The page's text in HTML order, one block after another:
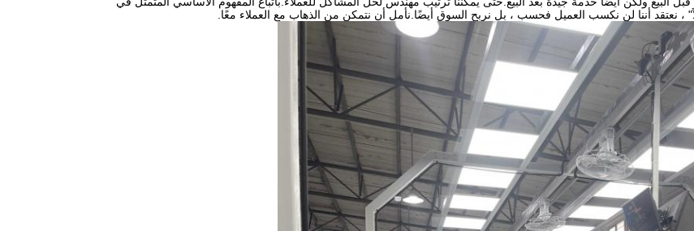
، نعتقد أننا لن نكسب العميل فحسب ، بل نربح السوق أيضًا.نأمل أن نتمكن من الذهاب مع العملاء معًا.